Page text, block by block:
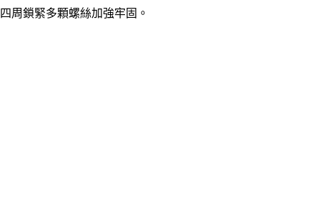
四周鎖緊多顆螺絲加強牢固。